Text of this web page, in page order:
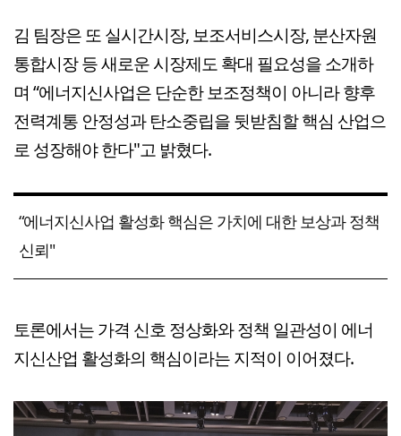
김 팀장은 또 실시간시장, 보조서비스시장, 분산자원
통합시장 등 새로운 시장제도 확대 필요성을 소개하
며 “에너지신사업은 단순한 보조정책이 아니라 향후
전력계통 안정성과 탄소중립을 뒷받침할 핵심 산업으
로 성장해야 한다"고 밝혔다.
“에너지신사업 활성화 핵심은 가치에 대한 보상과 정책
신뢰"
토론에서는 가격 신호 정상화와 정책 일관성이 에너
지신산업 활성화의 핵심이라는 지적이 이어졌다.